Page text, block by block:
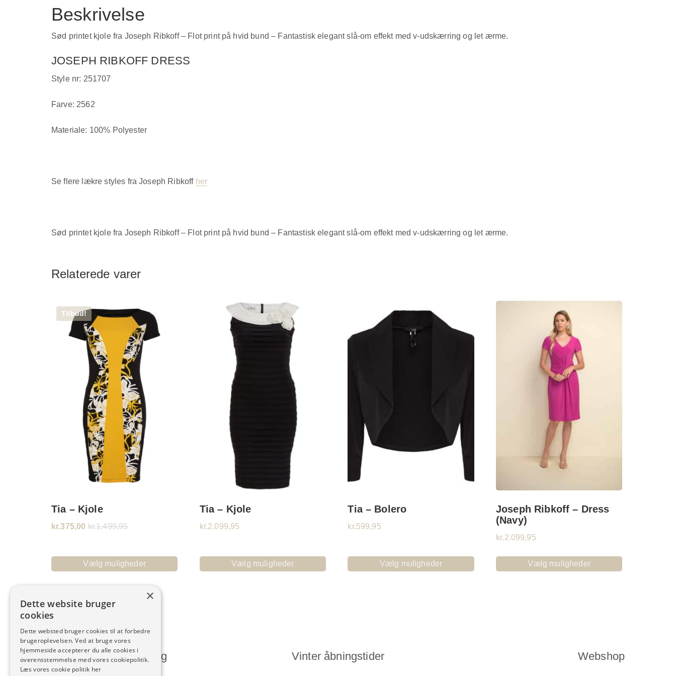
Beskrivelse
Sød printet kjole fra Joseph Ribkoff – Flot print på hvid bund – Fantastisk elegant slå-om effekt med v-udskærring og let ærme.
JOSEPH RIBKOFF DRESS
Style nr: 251707
Farve: 2562
Materiale: 100% Polyester
Se flere lækre styles fra Joseph Ribkoff her
Sød printet kjole fra Joseph Ribkoff – Flot print på hvid bund – Fantastisk elegant slå-om effekt med v-udskærring og let ærme.
Relaterede varer
Tilbud!
Tia – Kjole
kr.375,00 kr.1.499,95
Vælg muligheder
Tia – Kjole
kr.2.099,95
Vælg muligheder
Tia – Bolero
kr.599,95
Vælg muligheder
Joseph Ribkoff – Dress
(Navy)
kr.2.099,95
Vælg muligheder
Humlum Kjoleforretning Vinter åbningstider Webshop
×
Dette website bruger
cookies
Dette websted bruger cookies til at forbedre
brugeroplevelsen. Ved at bruge vores
hjemmeside accepterer du alle cookies i
overensstemmelse med vores cookiepolitik.
Læs vores cookie politik her